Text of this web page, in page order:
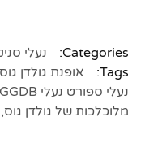
Categories: נעלי
Tags:
אופנת גולדן גוס
נעלי ספורט נעלי GGDB
מלוכלכות של גולדן גוס,